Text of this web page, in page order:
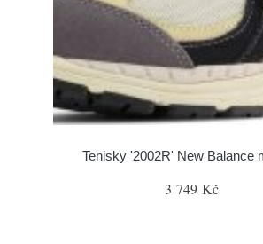
Tenisky '2002R' New Balance
3 749 Kč